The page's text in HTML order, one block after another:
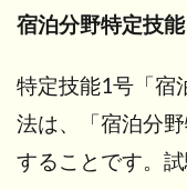
宿泊分野特定技
特定技能1号「宿
法は、「宿泊分
することです。